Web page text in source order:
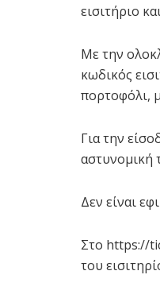
εισιτήριο
Με την
κωδικός
πορτοφόλι,
Για την
αστυνομική
Δεν είναι
Στο https://
του